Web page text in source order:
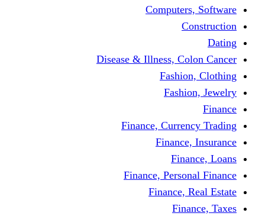
Disease & Illness,
Finance,
Finance,
Finance,